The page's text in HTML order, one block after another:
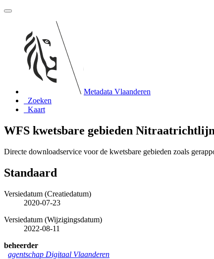
Metadata Vlaanderen
Zoeken
Kaart
WFS kwetsbare gebieden Nitraatrichtlijn
Directe downloadservice voor de kwetsbare gebieden zoals
Standaard
Versiedatum (Creatiedatum)
2020-07-23
Versiedatum (Wijzigingsdatum)
2022-08-11
beheerder
agentschap Digitaal Vlaanderen